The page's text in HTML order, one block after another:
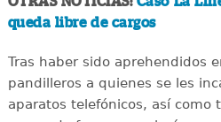
queda libre de cargos
Tras haber sido aprehendidos
pandilleros a quienes se les
aparatos telefónicos, así como